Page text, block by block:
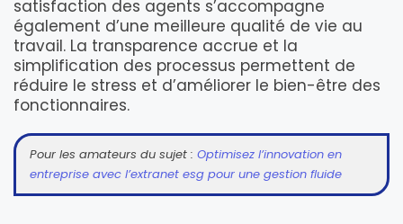
satisfaction des agents s’accompagne
également d’une meilleure qualité de vie au
travail. La transparence accrue et la
simplification des processus permettent de
réduire le stress et d’améliorer le bien-être des
fonctionnaires.
Pour les amateurs du sujet : Optimisez l’innovation en
entreprise avec l’extranet esg pour une gestion fluide